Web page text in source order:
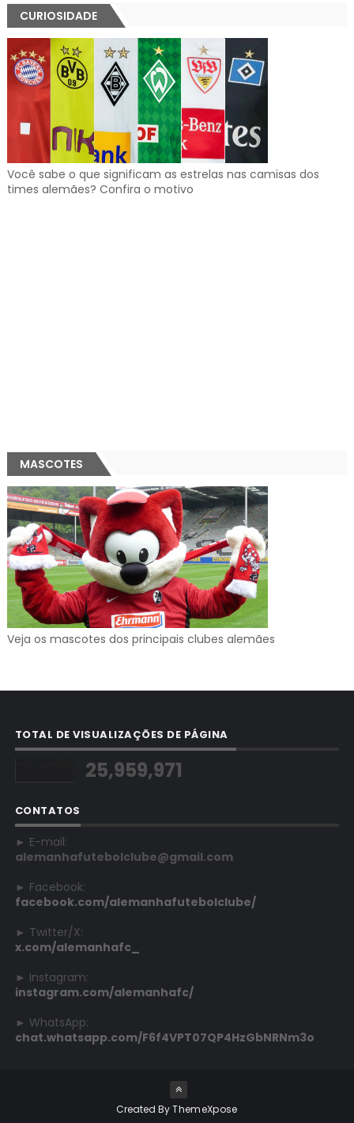
CURIOSIDADE
Você sabe o que significam as estrelas nas camisas dos
times alemães? Confira o motivo
MASCOTES
Veja os mascotes dos principais clubes alemães
TOTAL DE VISUALIZAÇÕES DE PÁGINA
25,959,971
CONTATOS
► E-mail:
alemanhafutebolclube@gmail.com
► Facebook:
facebook.com/alemanhafutebolclube/
► Twitter/X:
x.com/alemanhafc_
► Instagram:
instagram.com/alemanhafc/
► WhatsApp:
chat.whatsapp.com/F6f4VPT07QP4HzGbNRNm3o
Created ByThemeXpose